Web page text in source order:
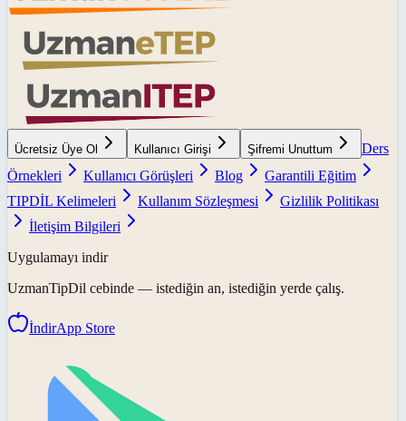
Ücretsiz Üye Ol Kullanıcı Girişi Şifremi Unuttum
Ders
Örnekleri
Kullanıcı Görüşleri Blog
Garantili Eğitim
TIPDİL Kelimeleri
Kullanım Sözleşmesi
Gizlilik Politikası
İletişim Bilgileri
Uygulamayı indir
UzmanTipDil cebinde — istediğin an, istediğin yerde çalış.
İndirApp Store